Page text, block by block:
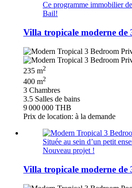
Ce programme immobilier
Bail!
Villa tropicale moderne de
235 m2
400 m2
3 Chambres
3.5 Salles de bains
9 000 000 THB
Prix de location: à la demande
Située au sein d’un petit
Nouveau projet !
Villa tropicale moderne de